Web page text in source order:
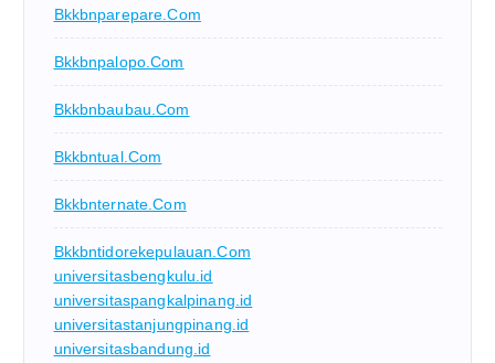
Bkkbnparepare.com
Bkkbnpalopo.com
Bkkbnbaubau.com
Bkkbntual.com
Bkkbnternate.com
Bkkbntidorekepulauan.com
universitasbengkulu.id
universitaspangkalpinang.id
universitastanjungpinang.id
universitasbandung.id